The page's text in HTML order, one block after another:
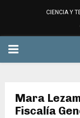
CIENCIA Y
PRIMARY
Mara
Fiscalía